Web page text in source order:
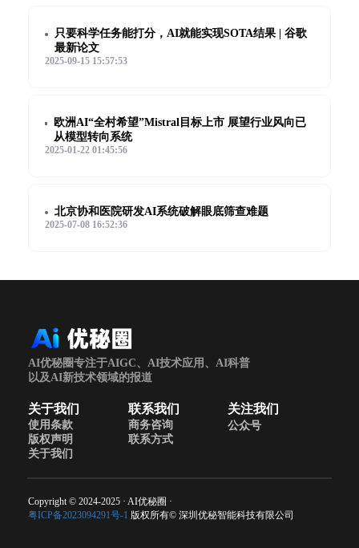
只要科学任务能打分，AI就能实现SOTA结果 | 谷歌
最新论文
2025-09-15 15:57:53
欧洲AI“全村希望”Mistral目标上市 展望行业风向已
从模型转向系统
2025-01-22 01:45:56
北京协和医院研发AI系统破解眼底筛查难题
2025-07-08 16:52:36
AI优秘圈专注于AIGC、AI技术应用、AI科普
以及AI新技术领域的报道
关于我们
使用条款
版权声明
关于我们
联系我们
商务咨询
联系方式
关注我们
公众号
Copyright © 2024-2025 · AI优秘圈 ·
粤ICP备2023094291号-1 版权所有© 深圳优秘智能科技有限公司